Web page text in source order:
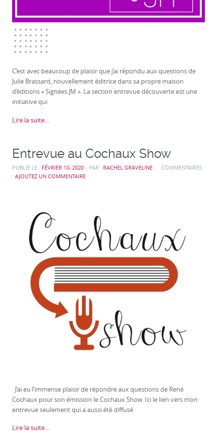
C’est avec beaucoup de plaisir que j’ai répondu aux questions de
Julie Brassard, nouvellement éditrice dans sa propre maison
d’éditions « Signées JM ». La section entrevue découverte est une
initiative qui
Lire la suite…
Entrevue au Cochaux Show
PUBLIÉ LE : FÉVRIER 10, 2020 PAR : RACHEL GRAVELINE
COMMENTAIRES
: AJOUTEZ UN COMMENTAIRE
J’ai eu l’immense plaisir de répondre aux questions de René
Cochaux pour son émission le Cochaux Show. Ici le lien vers mon
entrevue seulement qui a aussi été diffusé
Lire la suite…